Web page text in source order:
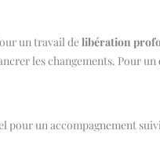
un travail delibération
les changements. Pour un
pour un accompagnement